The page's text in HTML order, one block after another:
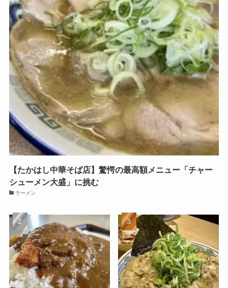
【たかはし中華そば店】驚愕の最高額メニュー「チャー
シューメン大盛」に挑む
ラーメン